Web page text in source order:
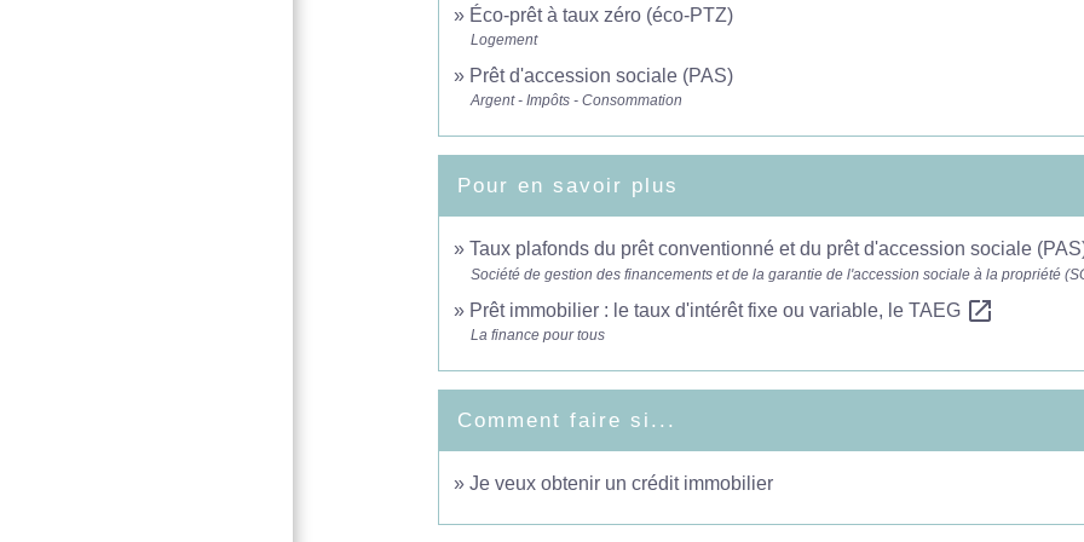
Éco-prêt à taux zéro (éco-PTZ)
Logement
Prêt d'accession sociale (PAS)
Argent - Impôts - Consommation
Pour en savoir plus
Taux plafonds du prêt conventionné et du prêt d'accession sociale
Société de gestion des financements et de la garantie de l'accession sociale à la propriété
Prêt immobilier : le taux d'intérêt fixe ou variable, le TAEG open_in_new
La finance pour tous
Comment faire si...
Je veux obtenir un crédit immobilier